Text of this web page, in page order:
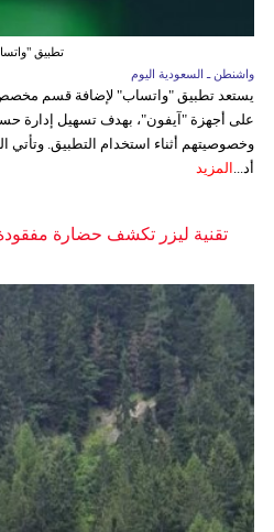
تطبيق
واشنطن ـ السعودية اليوم
يستعد تطبيق "واتساب" لإضافة قسم مخصص
على أجهزة "آيفون"، بهدف تسهيل إدارة
وخصوصيتهم أثناء استخدام التطبيق.
أد... المزيد
تقنية ليزر تكشف حضارة